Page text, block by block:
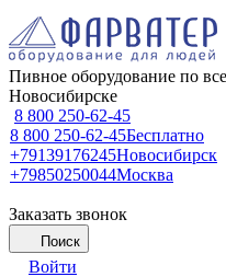
Пивное оборудование по
Новосибирске
8 800 250-62-45
8 800 250-62-45Бесплатно
+79139176245Новосибирск
+79850250044Москва
Заказать звонок
Поиск
Войти